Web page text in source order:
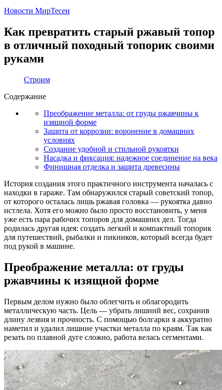
Новости МирТесен
Как превратить старый ржавый топор
в отличный походный топорик своими
руками
Строим
Содержание
Преображение металла: от груды ржавчины к
изящной форме
Защита от коррозии: воронение в домашних
условиях
Создание удобной и стильной рукоятки
Насадка и фиксация: надежное соединение на века
Финишная отделка и защита древесины
История создания этого практичного инструмента началась с
находки в гараже. Там обнаружился старый советский топор,
от которого осталась лишь ржавая головка — рукоятка давно
истлела. Хотя его можно было просто восстановить, у меня
уже есть пара рабочих топоров для домашних дел. Тогда
родилась другая идея: создать легкий и компактный топорик
для путешествий, рыбалки и пикников, который всегда будет
под рукой в машине.
Преображение металла: от груды
ржавчины к изящной форме
Первым делом нужно было облегчить и облагородить
металлическую часть. Цель — убрать лишний вес, сохранив
длину лезвия и прочность. С помощью болгарки я аккуратно
наметил и удалил лишние участки металла по краям. Так как
резать по плавной дуге сложно, работа велась сегментами.